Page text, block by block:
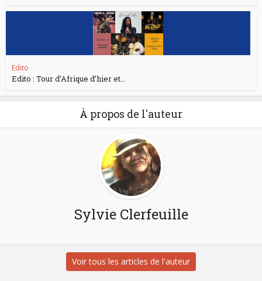
Edito
Edito : Tour d’Afrique d’hier et...
À propos de l'auteur
Sylvie Clerfeuille
Voir tous les articles de l'auteur